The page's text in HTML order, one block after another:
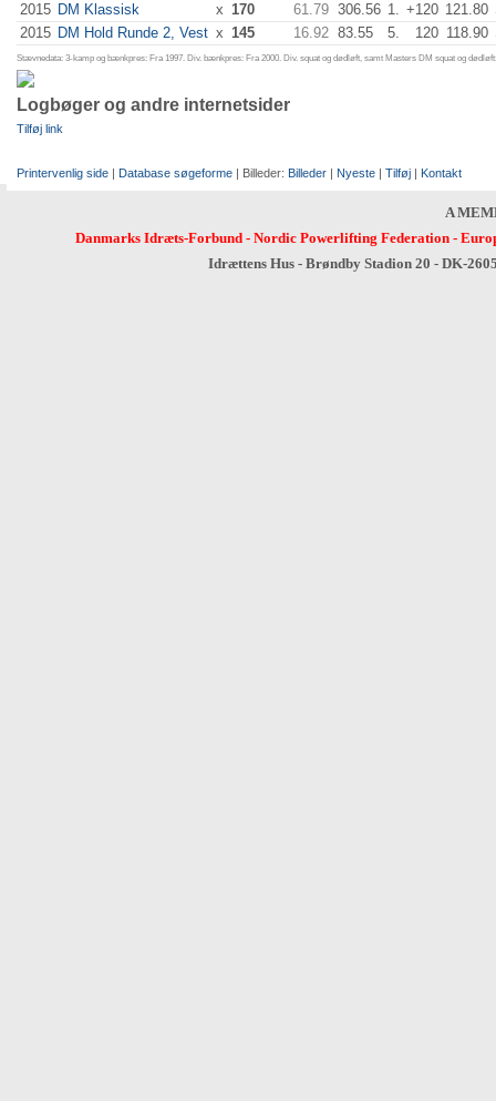
2015 DM Klassisk x 170 61.79 306.56 1. +120 121.80
2015 DM Hold Runde 2, Vest x 145 16.92 83.55 5. 120 118.90
Stævnedata: 3-kamp og bænkpres: Fra 1997. Div. bænkpres: Fra 2000. Div. squat og dødløft, samt Masters DM squat og
Logbøger og andre internetsider
Tilføj link
Printervenlig side | Database søgeforme | Billeder: Billeder | Nyeste | Tilføj | Kontakt
A
Danmarks Idræts-Forbund- Nordic Powerlifting Federation-
Idrættens Hus - Brøndby Stadion 20 - DK-